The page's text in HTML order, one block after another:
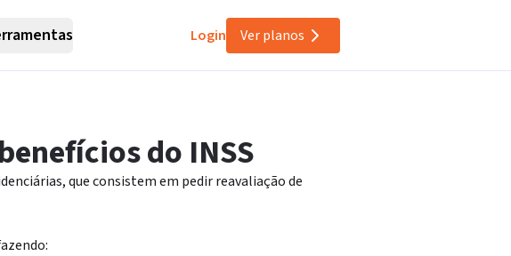
Login Ver planos
do INSS
que consistem em pedir reavaliação de